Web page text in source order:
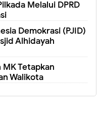
Melalui DPRD
Demokrasi (PJID)
Alhidayah
MK Tetapkan
Walikota